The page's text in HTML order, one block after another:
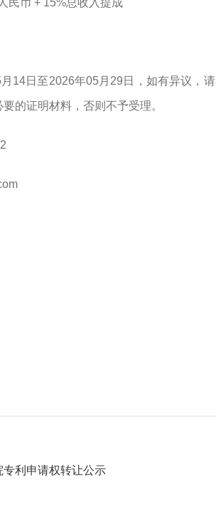
民币 + 15%总收入提成
14日至2026年05月29日，如有异议，
的证明材料，否则不予受理。
利申请权转让公示